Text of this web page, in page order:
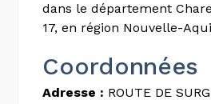
dans le département
17, en région Nouvelle-
Coordonnées
Adresse : ROUTE DE